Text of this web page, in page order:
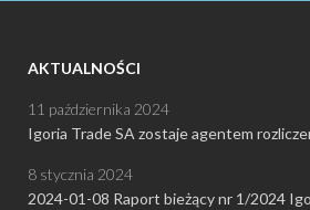
AKTUALNOŚCI
Igoria Trade SA zostaje agentem
11 października 2024
2024-01-08 Raport bieżący nr 1/2024
8 stycznia 2024